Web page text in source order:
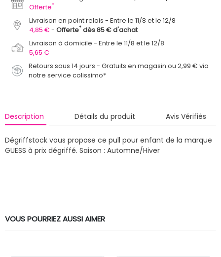
Offerte*
Livraison en point relais
Entre le 11/8 et le 12/8
4,85 €
Offerte* dès 85 € d'achat
Livraison à domicile
Entre le 11/8 et le 12/8
5,65 €
Retours sous 14 jours - Gratuits en magasin ou 2,99 € via
notre service colissimo*
Description Détails du produit Avis Vérifiés
Dégriffstock vous propose ce pull pour enfant de la marque
GUESS à prix dégriffé. Saison : Automne/Hiver
VOUS POURRIEZ AUSSI AIMER